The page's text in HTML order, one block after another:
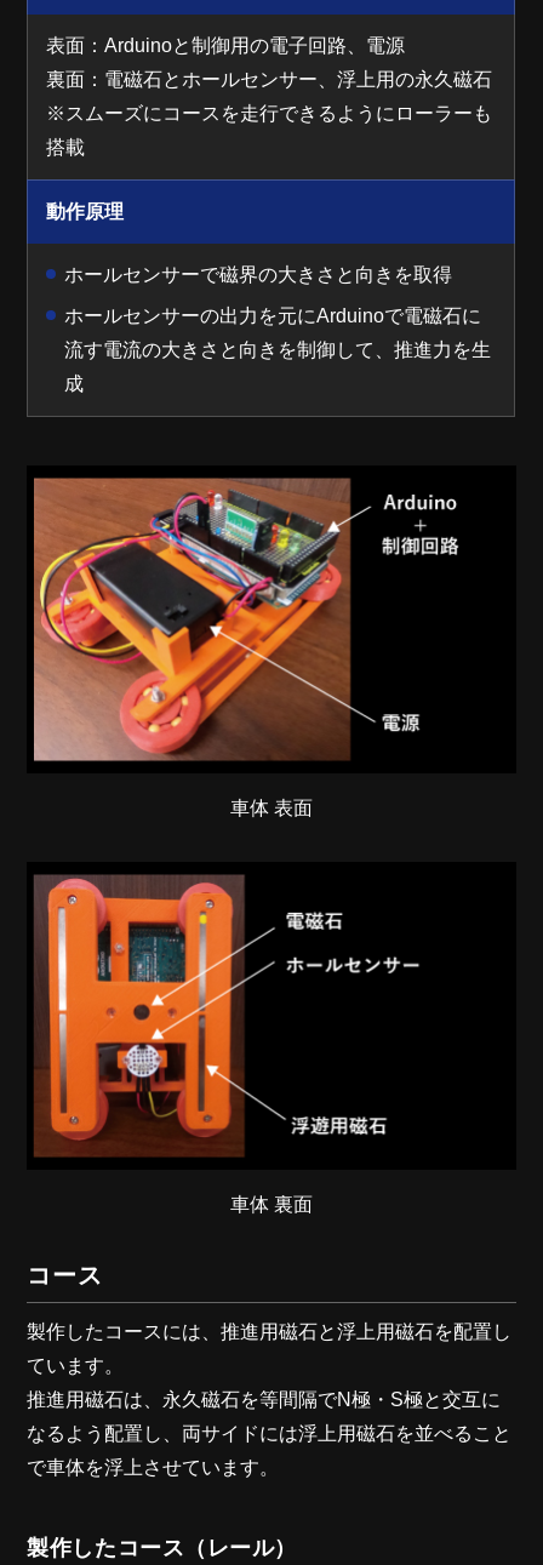
表面：Arduinoと制御用の電子回路、電源
裏面：電磁石とホールセンサー、浮上用の永久磁石
※スムーズにコースを走行できるようにローラーも
搭載
動作原理
ホールセンサーで磁界の大きさと向きを取得
ホールセンサーの出力を元にArduinoで電磁石に
流す電流の大きさと向きを制御して、推進力を生
成
車体 表面
車体 裏面
コース
製作したコースには、推進用磁石と浮上用磁石を配置し
ています。
推進用磁石は、永久磁石を等間隔でN極・S極と交互に
なるよう配置し、両サイドには浮上用磁石を並べること
で車体を浮上させています。
製作したコース（レール）